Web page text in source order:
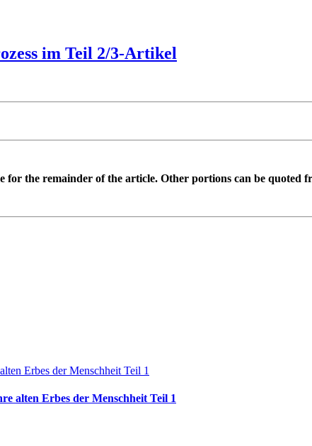
im Teil 2/3-Artikel
for the remainder of the article. Other portions can be
alten Erbes der Menschheit Teil 1